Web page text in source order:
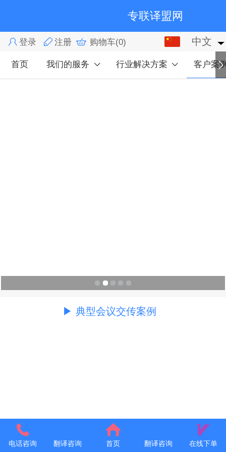
专联译盟网
登录 注册 购物车(0) 中文
中文
English
首页 我们的服务 行业解决方案 客户案
▶ 典型会议交传案例
电话咨询 翻译咨询 首页 翻译咨询 在线下单